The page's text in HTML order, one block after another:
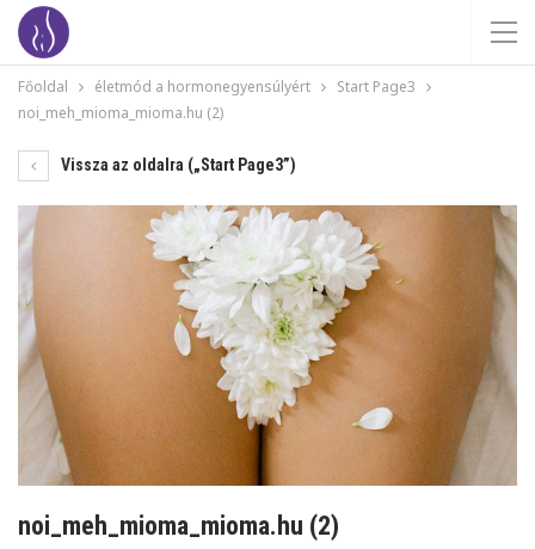
Főoldal életmód a hormonegyensúlyért
Start Page3
noi_meh_mioma_mioma.hu (2)
Vissza az oldalra („Start Page3”)
noi_meh_mioma_mioma.hu (2)